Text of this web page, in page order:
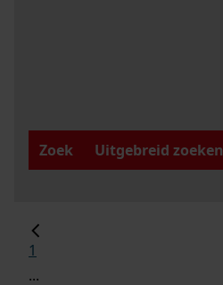
Zoek
Uitgebreid zoeken
1
...